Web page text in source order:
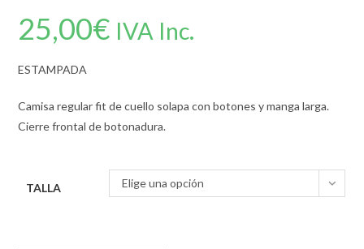
25,00€ IVA Inc.
ESTAMPADA
Camisa regular fit de cuello solapa con botones y manga larga.
Cierre frontal de botonadura.
TALLA Elige una opción